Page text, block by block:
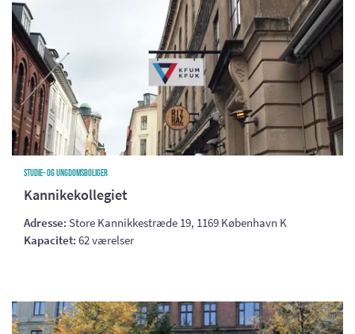
Studie- og ungdomsboliger
Kannikekollegiet
Adresse: Store Kannikkestræde 19, 1169 København K
Kapacitet: 62 værelser